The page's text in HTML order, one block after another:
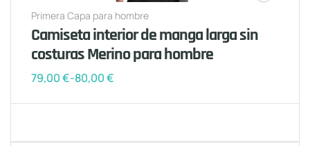
Primera Capa para hombre
Camiseta interior de manga larga sin
costuras Merino para hombre
79,00€-80,00€